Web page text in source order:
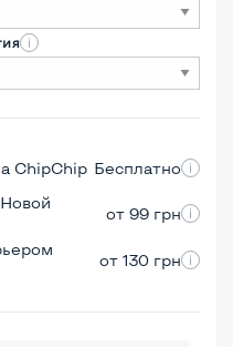
ChipChip Бесплатно
от 99 грн
от 130 грн